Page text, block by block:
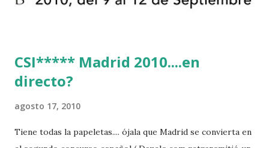
CSI***** Madrid 2010....en
directo?
agosto 17, 2010
Tiene todas la papeletas.... ójala que Madrid se convierta en